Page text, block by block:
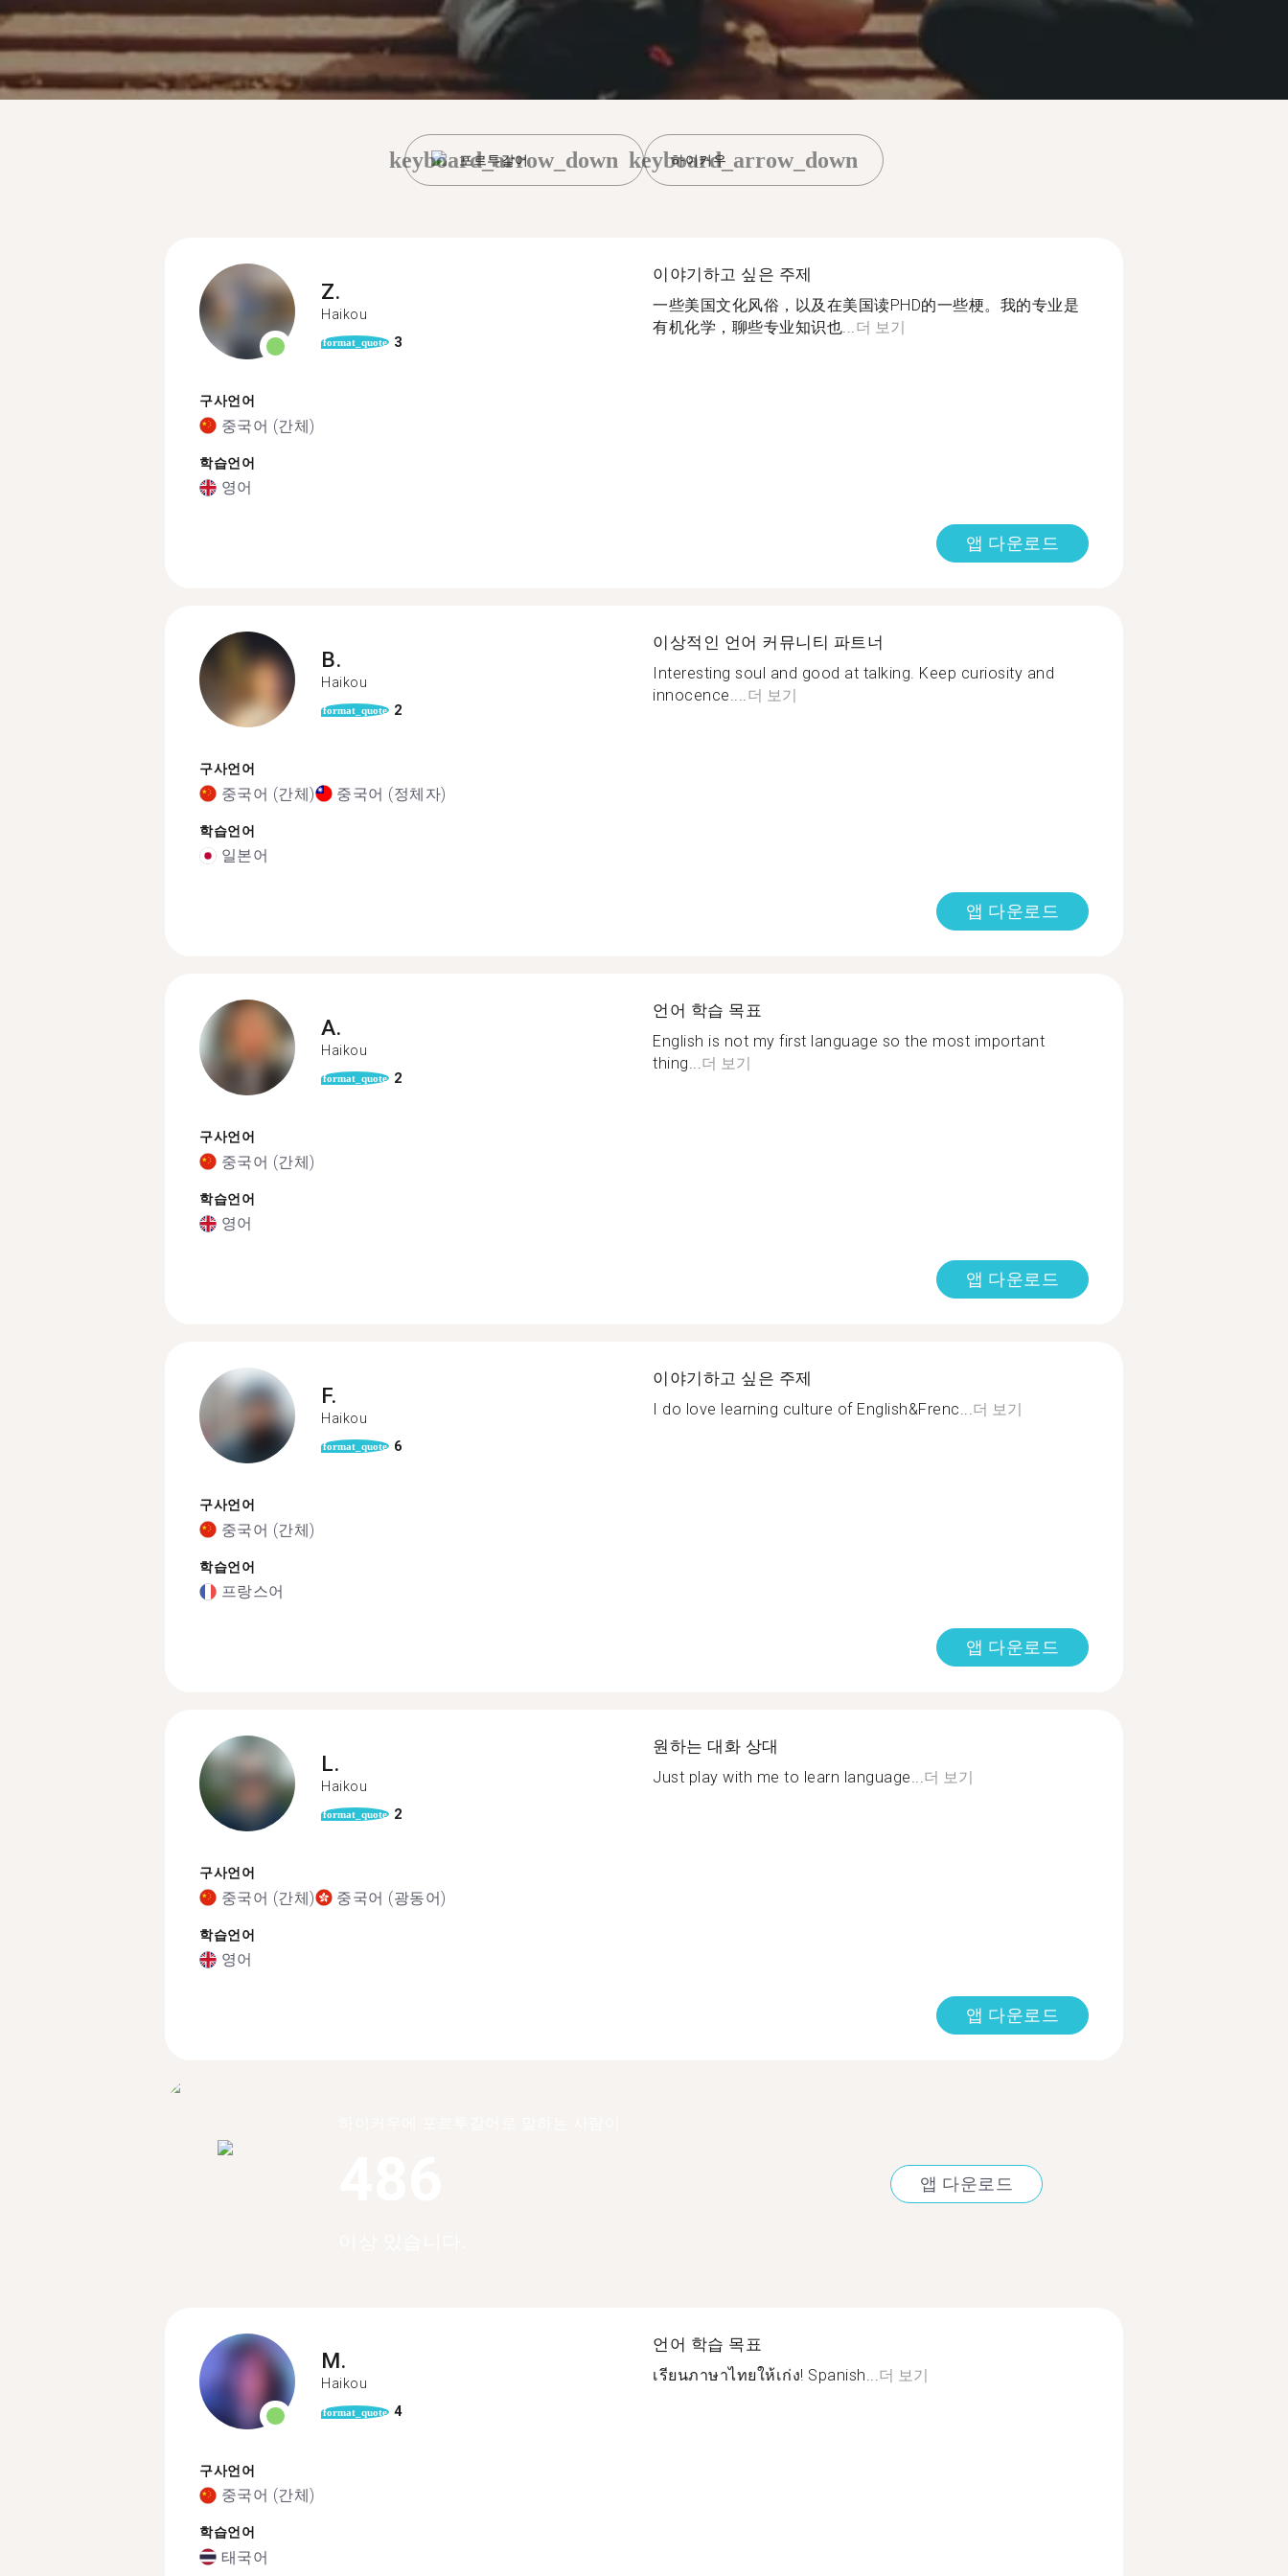
포르투갈어
keyboard_arrow_down 하이커우
keyboard_arrow_down
Z.
Haikou
format_quote 3
구사언어
중국어 (간체)
학습언어
영어
이야기하고 싶은 주제
一些美国文化风俗，以及在美国读PHD的一些梗。我的专业是
有机化学，聊些专业知识也...더 보기
앱 다운로드
B.
Haikou
format_quote 2
구사언어
중국어 (간체) 중국어 (정체자)
학습언어
일본어
이상적인 언어 커뮤니티 파트너
Interesting soul and good at talking. Keep curiosity and
innocence....더 보기
앱 다운로드
A.
Haikou
format_quote 2
구사언어
중국어 (간체)
학습언어
영어
언어 학습 목표
English is not my first language so the most important
thing...더 보기
앱 다운로드
F.
Haikou
format_quote 6
구사언어
중국어 (간체)
학습언어
프랑스어
이야기하고 싶은 주제
I do love learning culture of English&Frenc...더 보기
앱 다운로드
L.
Haikou
format_quote 2
구사언어
중국어 (간체) 중국어 (광동어)
학습언어
영어
원하는 대화 상대
Just play with me to learn language...더 보기
앱 다운로드
앱 다운로드
M.
Haikou
format_quote 4
구사언어
중국어 (간체)
학습언어
태국어
언어 학습 목표
เรียนภาษาไทยให้เก่ง! Spanish... 더 보기